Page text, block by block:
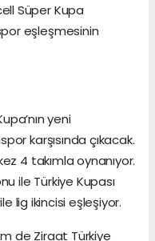
Süper Kupa
eşleşmesinin
yeni
karşısında çıkacak.
4 takımla oynanıyor.
ile Türkiye Kupası
lig ikincisi eşleşiyor.
de Ziraat Türkiye